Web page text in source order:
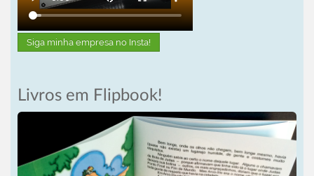
Siga minha empresa no Insta!
Livros em Flipbook!